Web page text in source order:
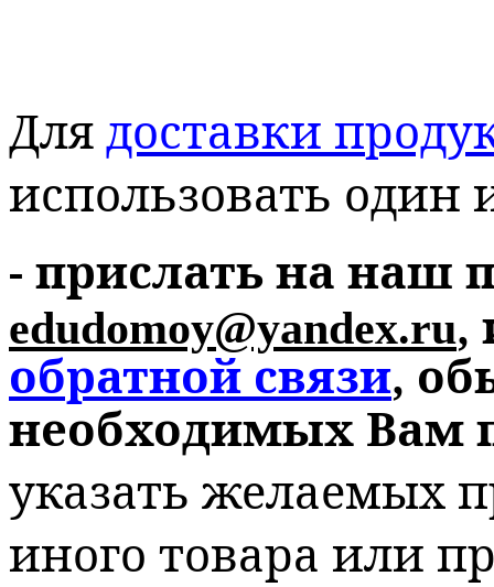
Длядоставки
использовать один
- прислать на наш
edudomoy@yandex.ru,
обратной связи,
необходимых Вам
указать желаемых
иного товара или